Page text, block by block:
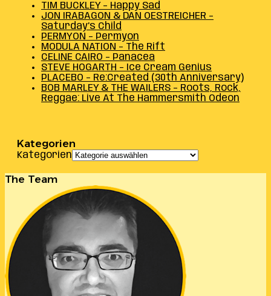
TIM BUCKLEY – Happy Sad
JON IRABAGON & DAN OESTREICHER –
Saturday’s Child
PERMYON – Permyon
MODULA NATION – The Rift
CELINE CAIRO – Panacea
STEVE HOGARTH – Ice Cream Genius
PLACEBO – Re:Created (30th Anniversary)
BOB MARLEY & THE WAILERS – Roots, Rock,
Reggae: Live At The Hammersmith Odeon
Kategorien
Kategorien
The Team